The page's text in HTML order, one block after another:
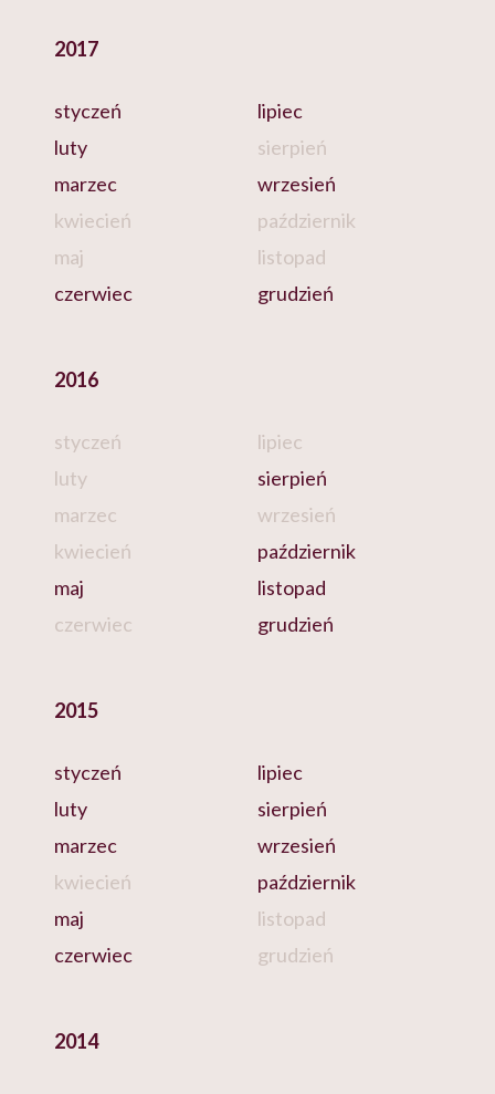
2017
styczeń
luty
marzec
kwiecień
maj
czerwiec
lipiec
sierpień
wrzesień
październik
listopad
grudzień
2016
styczeń
luty
marzec
kwiecień
maj
czerwiec
lipiec
sierpień
wrzesień
październik
listopad
grudzień
2015
styczeń
luty
marzec
kwiecień
maj
czerwiec
lipiec
sierpień
wrzesień
październik
listopad
grudzień
2014